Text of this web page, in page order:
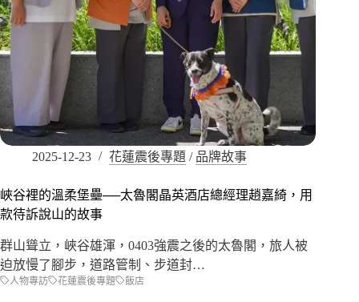
2025-12-23 花蓮震後專題 / 品牌故事
峽谷裡的溫柔堡壘──太魯閣晶英酒店總經理趙嘉綺，用
款待訴說山的故事
群山聳立，峽谷雄渾，0403強震之後的太魯閣，旅人被
迫放慢了腳步，道路管制、步道封…
人物專訪 花蓮震後專題 飯店